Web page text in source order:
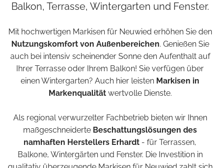
Balkon, Terrasse, Wintergarten und Fenster.
Mit hochwertigen Markisen für Neuwied erhöhen Sie den
Nutzungskomfort von Außenbereichen. Genießen Sie
auch bei intensiv scheinender Sonne den Aufenthalt auf
Ihrer Terrasse oder Ihrem Balkon! Sie verfügen über
einen Wintergarten? Auch hier leisten Markisen in
Markenqualitätwertvolle Dienste.
Als regional verwurzelter Fachbetrieb bieten wir Ihnen
maßgeschneiderte Beschattungslösungen des
namhaften Herstellers Erhardt - für Terrassen,
Balkone, Wintergärten und Fenster. Die Investition in